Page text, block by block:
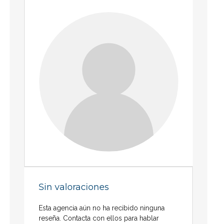
Sin valoraciones
Esta agencia aún no ha recibido ninguna
reseña. Contacta con ellos para hablar